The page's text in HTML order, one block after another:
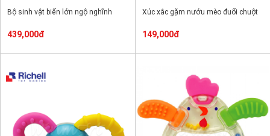
Bộ sinh vật biển lớn ngộ nghĩnh
439,000đ
Xúc xắc gặm nướu mèo đuổi chuột
149,000đ